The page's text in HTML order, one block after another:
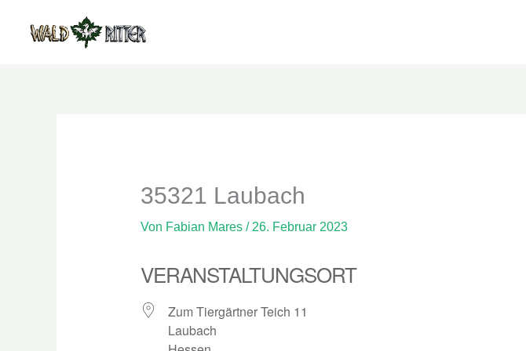
35321 Laubach
Von Fabian Mares / 26. Februar 2023
VERANSTALTUNGSORT
Zum Tiergärtner Teich 11
Laubach